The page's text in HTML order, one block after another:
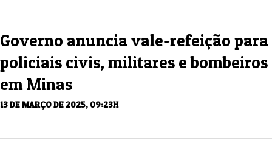
Governo anuncia vale-refeição para
policiais civis, militares e bombeiros
em Minas
13 DE MARÇO DE 2025, 09:23H